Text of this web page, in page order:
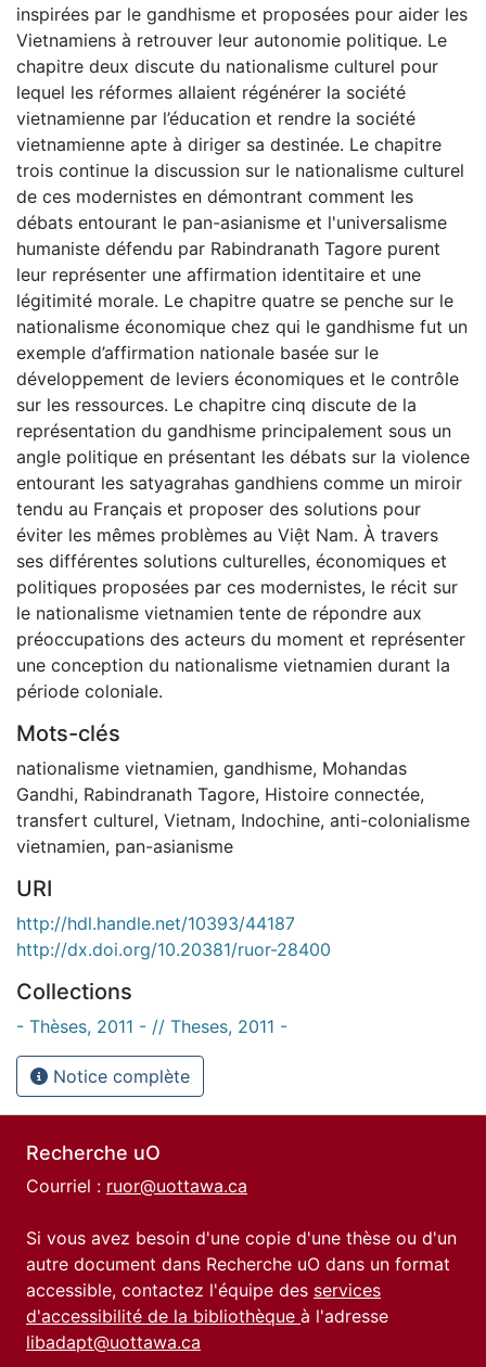
inspirées par le gandhisme et proposées pour aider les
Vietnamiens à retrouver leur autonomie politique. Le
chapitre deux discute du nationalisme culturel pour
lequel les réformes allaient régénérer la société
vietnamienne par l’éducation et rendre la société
vietnamienne apte à diriger sa destinée. Le chapitre
trois continue la discussion sur le nationalisme culturel
de ces modernistes en démontrant comment les
débats entourant le pan-asianisme et l'universalisme
humaniste défendu par Rabindranath Tagore purent
leur représenter une affirmation identitaire et une
légitimité morale. Le chapitre quatre se penche sur le
nationalisme économique chez qui le gandhisme fut un
exemple d’affirmation nationale basée sur le
développement de leviers économiques et le contrôle
sur les ressources. Le chapitre cinq discute de la
représentation du gandhisme principalement sous un
angle politique en présentant les débats sur la violence
entourant les satyagrahas gandhiens comme un miroir
tendu au Français et proposer des solutions pour
éviter les mêmes problèmes au Việt Nam. À travers
ses différentes solutions culturelles, économiques et
politiques proposées par ces modernistes, le récit sur
le nationalisme vietnamien tente de répondre aux
préoccupations des acteurs du moment et représenter
une conception du nationalisme vietnamien durant la
période coloniale.
Mots-clés
nationalisme vietnamien, gandhisme, Mohandas
Gandhi, Rabindranath Tagore, Histoire connectée,
transfert culturel, Vietnam, Indochine, anti-colonialisme
vietnamien, pan-asianisme
URI
http://hdl.handle.net/10393/44187
http://dx.doi.org/10.20381/ruor-28400
Collections
- Thèses, 2011 - // Theses, 2011 -
Notice complète
Recherche uO
Courriel : ruor@uottawa.ca
Si vous avez besoin d'une copie d'une thèse ou d'un
autre document dans Recherche uO dans un format
accessible, contactez l'équipe des services
d'accessibilité de la bibliothèque à l'adresse
libadapt@uottawa.ca